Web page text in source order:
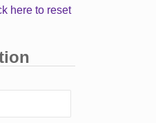
here to reset